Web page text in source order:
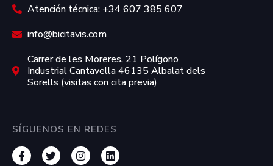
Atención técnica: +34 607 385 607
info@bicitavis.com
Carrer de les Moreres, 21 Polígono
Industrial Cantavella 46135 Albalat dels
Sorells (visitas con cita previa)
SÍGUENOS EN REDES